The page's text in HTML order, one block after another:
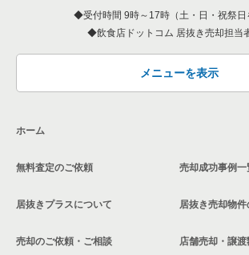
受付時間 9時～17時（土・日・祝祭日
飲食店ドットコム 居抜き売却担当
メニューを表示
ホーム
無料査定のご依頼
居抜きプラスについて
売却のご依頼・ご相談
売却成功事例一
居抜き売却物
店舗売却・譲